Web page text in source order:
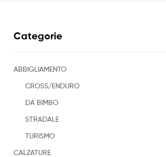
Categorie
ABBIGLIAMENTO
CROSS/ENDURO
DA BIMBO
STRADALE
TURISMO
CALZATURE